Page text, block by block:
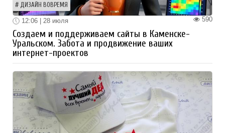
ДИЗАЙН ВОВРЕМЯ
590
12:06 | 28 июля
Создаем и поддерживаем сайты в Каменске-
Уральском. Забота и продвижение ваших
интернет-проектов